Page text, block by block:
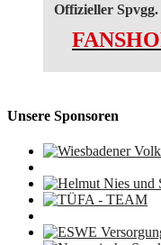
Offizieller
Unsere Sponsoren